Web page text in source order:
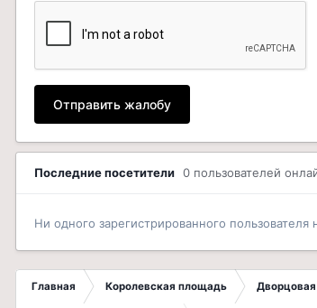
Отправить жалобу
Последние посетители 0 пользователей
Ни одного зарегистрированного
Главная Королевская площадь